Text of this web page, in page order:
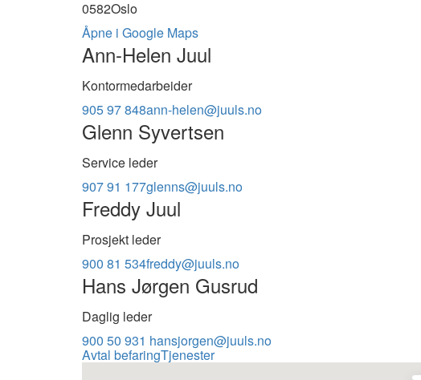
0582Oslo
Åpne i Google Maps
Ann-Helen Juul
Kontormedarbeider
905 97 848ann-helen@juuls.no
Glenn Syvertsen
Service leder
907 91 177glenns@juuls.no
Freddy Juul
Prosjekt leder
900 81 534freddy@juuls.no
Hans Jørgen Gusrud
Daglig leder
900 50 931 hansjorgen@juuls.no
Avtal befaringTjenester